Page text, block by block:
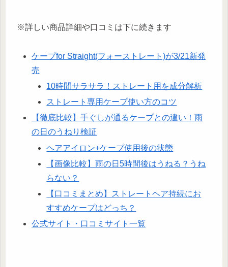
※詳しい商品詳細や口コミは下に続きます
ケープfor Straight(フォーストレート)が3/21新発
売
10時間サラサラ！ストレート用を成分解析
ストレート専用ケープ使い方のコツ
【徹底比較】手ぐしが通るケープとの違い！雨
の日のうねり検証
ヘアアイロン+ケープ使用後の状態
【画像比較】雨の日5時間後はうねる？うね
らない？
【口コミまとめ】ストレートヘア持続にお
すすめケープはどっち？
​公式サイト・口コミサイト一覧